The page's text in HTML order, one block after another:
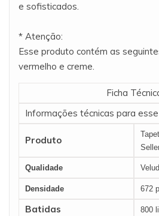
e sofisticados.
* Atenção:
Esse produto contém as
vermelho e creme.
Ficha
Informações técnicas para
Produto
Qualidade
Densidade 672
Batidas 800